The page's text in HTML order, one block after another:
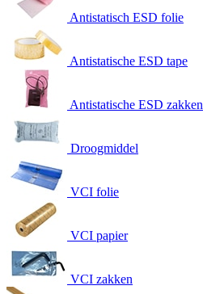
Antistatisch ESD folie
Antistatische ESD tape
Antistatische ESD zakken
Droogmiddel
VCI folie
VCI papier
VCI zakken